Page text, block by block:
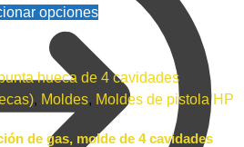
opciones
, Moldes, Moldes de pistola HP
de gas, molde de 4 cavidades